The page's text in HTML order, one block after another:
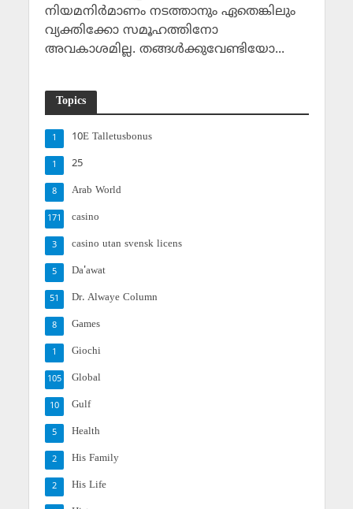
നിയമനിര്‍മാണം നടത്താനും ഏതെങ്കിലും
വ്യക്തിക്കോ സമൂഹത്തിനോ
അവകാശമില്ല. തങ്ങള്‍ക്കുവേണ്ടിയോ...
Topics
10E Talletusbonus
1
25
1
Arab World
8
casino
171
casino utan svensk licens
3
Da'awat
5
Dr. Alwaye Column
51
Games
8
Giochi
1
Global
105
Gulf
10
Health
5
His Family
2
His Life
2